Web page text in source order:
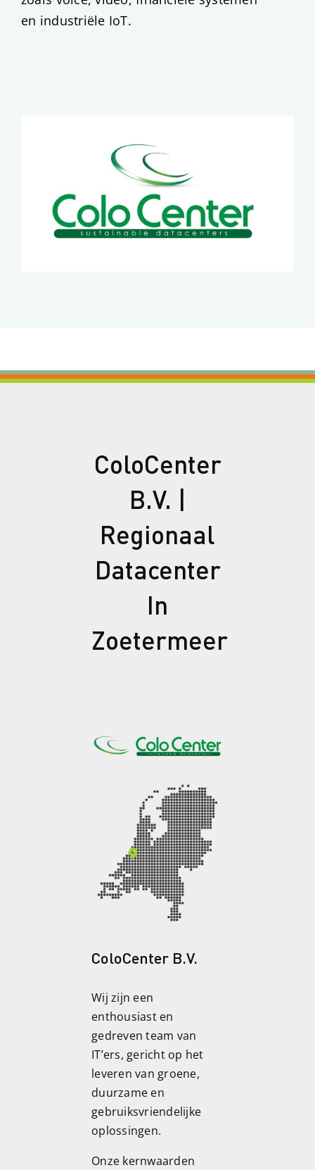
en industriële IoT.
ColoCenter
B.V. |
Regionaal
Datacenter
In
Zoetermeer
ColoCenter B.V.
Wij zijn een
enthousiast en
gedreven team van
IT’ers, gericht op het
leveren van groene,
duurzame en
gebruiksvriendelijke
oplossingen.
Onze kernwaarden